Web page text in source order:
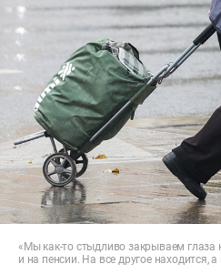
«Мы как-то стыдливо закрываем глаза
и на пенсии. На все другое находится, а